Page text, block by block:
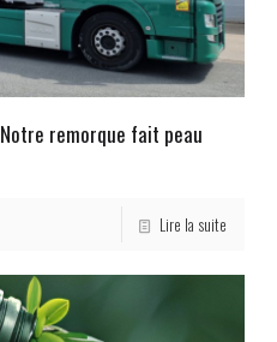
remorque fait peau
Lire la suite